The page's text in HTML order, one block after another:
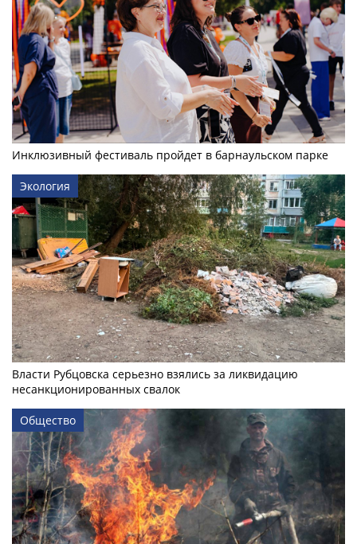
Инклюзивный фестиваль пройдет в барнаульском парке
Экология
Власти Рубцовска серьезно взялись за ликвидацию
несанкционированных свалок
Общество